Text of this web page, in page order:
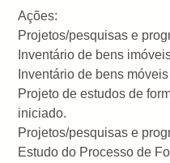
Ações:
Projetos/pesquisas e
Inventário de bens
Inventário de bens
Projeto de estudos de
iniciado.
Projetos/pesquisas e
Estudo do Processo de